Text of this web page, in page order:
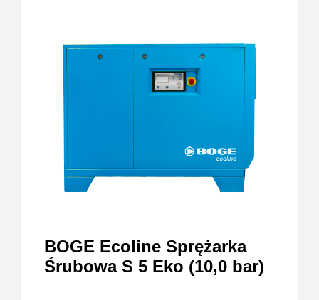
BOGE Ecoline Sprężarka
Śrubowa S 5 Eko (10,0 bar)